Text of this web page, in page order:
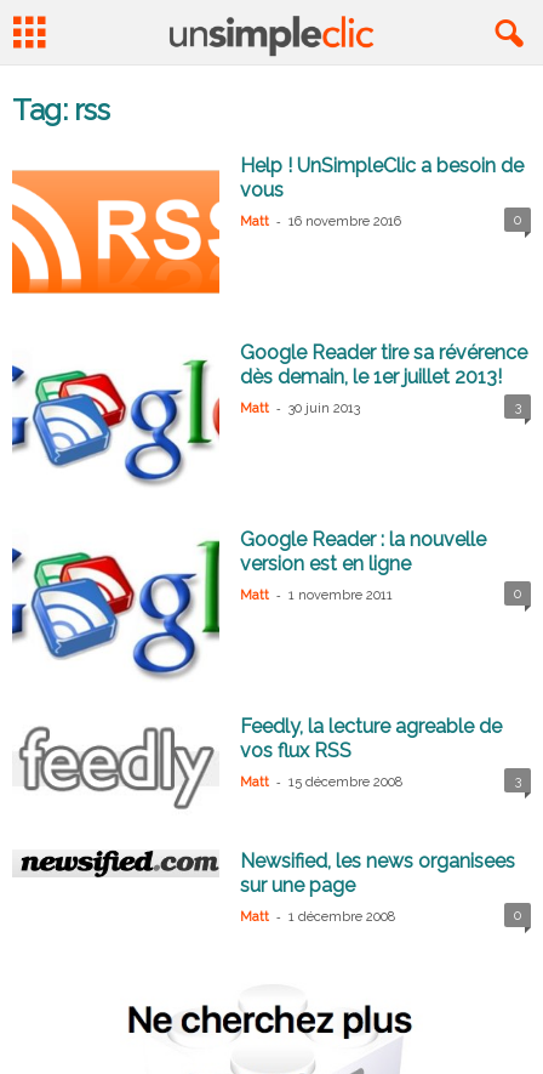
Tag: rss
Help ! UnSimpleClic a besoin de
vous
Matt - 16 novembre 2016 0
Google Reader tire sa révérence
dès demain, le 1er juillet 2013!
Matt - 30 juin 2013 3
Google Reader : la nouvelle
version est en ligne
Matt - 1 novembre 2011 0
Feedly, la lecture agreable de
vos flux RSS
Matt - 15 décembre 2008 3
Newsified, les news organisees
sur une page
Matt - 1 décembre 2008 0